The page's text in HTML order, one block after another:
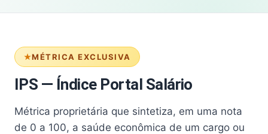
MÉTRICA EXCLUSIVA
IPS — Índice Portal Salário
Métrica proprietária que sintetiza, em uma nota
de 0 a 100, a saúde econômica de um cargo ou